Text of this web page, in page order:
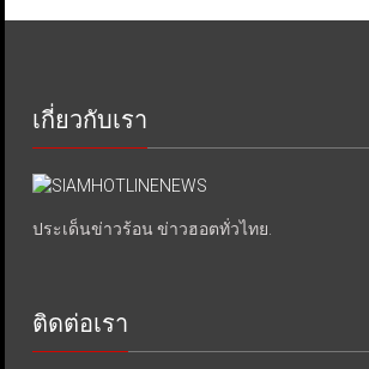
เกี่ยวกับเรา
ประเด็นข่าวร้อน ข่าวฮอตทั่วไทย.
ติดต่อเรา